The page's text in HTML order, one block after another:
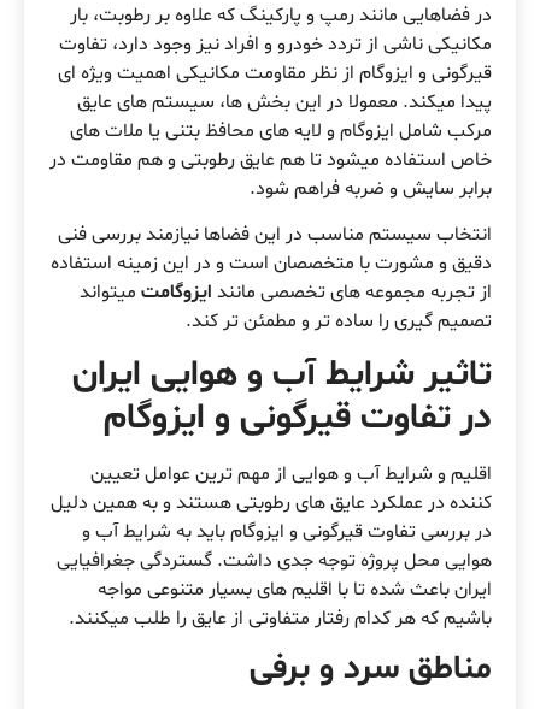
در فضاهایی مانند رمپ و پارکینگ که علاوه بر رطوبت، بار
مکانیکی ناشی از تردد خودرو و افراد نیز وجود دارد، تفاوت
قیرگونی و ایزوگام از نظر مقاومت مکانیکی اهمیت ویژه ای
پیدا میکند. معمولا در این بخش ها، سیستم های عایق
مرکب شامل ایزوگام و لایه های محافظ بتنی یا ملات های
خاص استفاده میشود تا هم عایق رطوبتی و هم مقاومت در
برابر سایش و ضربه فراهم شود.
انتخاب سیستم مناسب در این فضاها نیازمند بررسی فنی
دقیق و مشورت با متخصصان است و در این زمینه استفاده
از تجربه مجموعه های تخصصی مانند ایزوگامت میتواند
تصمیم گیری را ساده تر و مطمئن تر کند.
تاثیر شرایط آب و هوایی ایران
در تفاوت قیرگونی و ایزوگام
اقلیم و شرایط آب و هوایی از مهم ترین عوامل تعیین
کننده در عملکرد عایق های رطوبتی هستند و به همین دلیل
در بررسی تفاوت قیرگونی و ایزوگام باید به شرایط آب و
هوایی محل پروژه توجه جدی داشت. گستردگی جغرافیایی
ایران باعث شده تا با اقلیم های بسیار متنوعی مواجه
باشیم که هر کدام رفتار متفاوتی از عایق را طلب میکنند.
مناطق سرد و برفی